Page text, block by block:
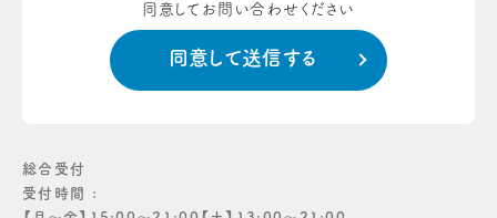
同意してお問い合わせください
総合受付
受付時間 :